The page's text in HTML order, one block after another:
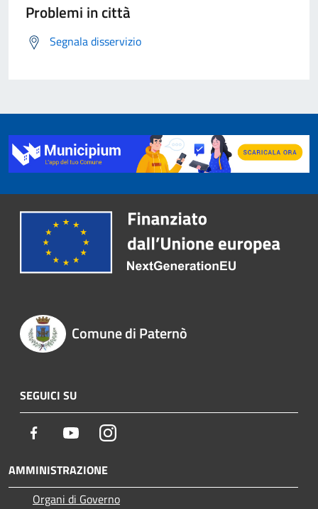
Problemi in città
Segnala disservizio
Comune di Paternò
SEGUICI SU
Facebook YoutubeInstagram
AMMINISTRAZIONE
Organi di Governo